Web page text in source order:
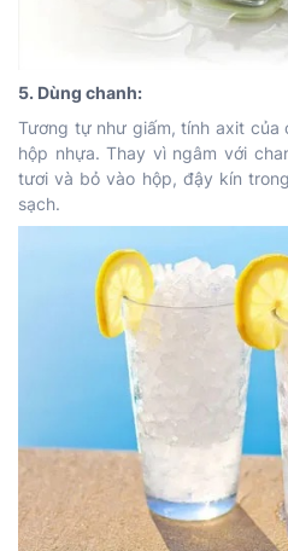
5. Dùng chanh:
Tương tự như giấm, tính axit của
hộp nhựa. Thay vì ngâm với
tươi và bỏ vào hộp, đậy kín
sạch.